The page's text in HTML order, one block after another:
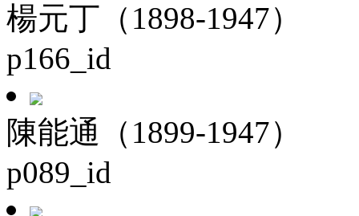
楊元丁（1898-1947）
p166_id
陳能通（1899-1947）
p089_id